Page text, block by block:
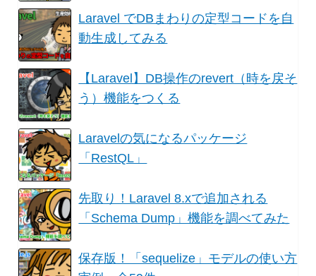
Laravel でDBまわりの定型コードを自
動生成してみる
【Laravel】DB操作のrevert（時を戻そ
う）機能をつくる
Laravelの気になるパッケージ
「RestQL」
先取り！Laravel 8.xで追加される
「Schema Dump」機能を調べてみた
保存版！「sequelize」モデルの使い方